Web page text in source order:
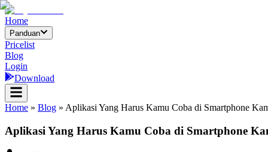
Home
Panduan
Pricelist
Blog
Login
Download
Home » Blog » Aplikasi Yang Harus Kamu Coba di Smartphone
Aplikasi Yang Harus Kamu Coba di Smartphone